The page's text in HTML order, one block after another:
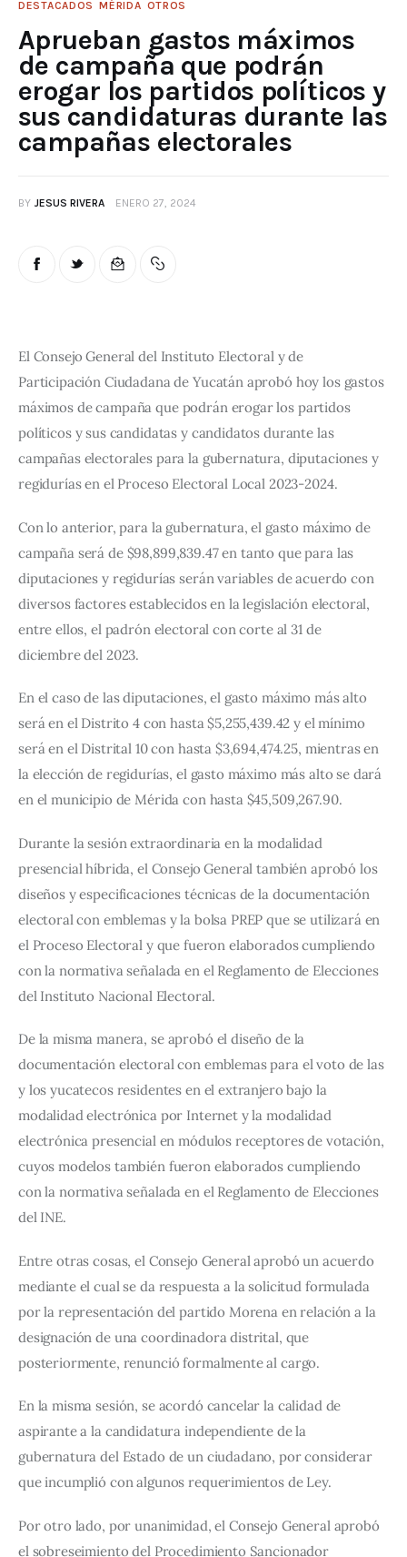
DESTACADOS MÉRIDA OTROS
Aprueban gastos máximos
de campaña que podrán
erogar los partidos políticos y
sus candidaturas durante las
campañas electorales
BY JESUS RIVERA ENERO 27, 2024
El Consejo General del Instituto Electoral y de
Participación Ciudadana de Yucatán aprobó hoy los gastos
máximos de campaña que podrán erogar los partidos
políticos y sus candidatas y candidatos durante las
campañas electorales para la gubernatura, diputaciones y
regidurías en el Proceso Electoral Local 2023-2024.
Con lo anterior, para la gubernatura, el gasto máximo de
campaña será de $98,899,839.47 en tanto que para las
diputaciones y regidurías serán variables de acuerdo con
diversos factores establecidos en la legislación electoral,
entre ellos, el padrón electoral con corte al 31 de
diciembre del 2023.
En el caso de las diputaciones, el gasto máximo más alto
será en el Distrito 4 con hasta $5,255,439.42 y el mínimo
será en el Distrital 10 con hasta $3,694,474.25, mientras en
la elección de regidurías, el gasto máximo más alto se dará
en el municipio de Mérida con hasta $45,509,267.90.
Durante la sesión extraordinaria en la modalidad
presencial híbrida, el Consejo General también aprobó los
diseños y especificaciones técnicas de la documentación
electoral con emblemas y la bolsa PREP que se utilizará en
el Proceso Electoral y que fueron elaborados cumpliendo
con la normativa señalada en el Reglamento de Elecciones
del Instituto Nacional Electoral.
De la misma manera, se aprobó el diseño de la
documentación electoral con emblemas para el voto de las
y los yucatecos residentes en el extranjero bajo la
modalidad electrónica por Internet y la modalidad
electrónica presencial en módulos receptores de votación,
cuyos modelos también fueron elaborados cumpliendo
con la normativa señalada en el Reglamento de Elecciones
del INE.
Entre otras cosas, el Consejo General aprobó un acuerdo
mediante el cual se da respuesta a la solicitud formulada
por la representación del partido Morena en relación a la
designación de una coordinadora distrital, que
posteriormente, renunció formalmente al cargo.
En la misma sesión, se acordó cancelar la calidad de
aspirante a la candidatura independiente de la
gubernatura del Estado de un ciudadano, por considerar
que incumplió con algunos requerimientos de Ley.
Por otro lado, por unanimidad, el Consejo General aprobó
el sobreseimiento del Procedimiento Sancionador